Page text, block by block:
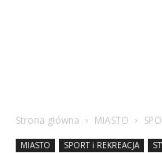
Strona główna MIASTO
MIASTO SPORT i REKREACJA